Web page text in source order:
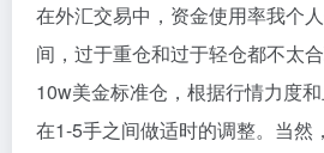
在外汇交易中，资金使用率我个
间，过于重仓和过于轻仓都不太
10w美金标准仓，根据行情力度
在1-5手之间做适时的调整。当然